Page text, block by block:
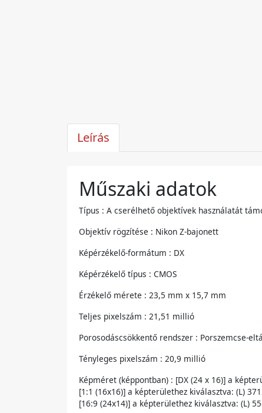
Leírás
Műszaki adatok
Típus : A cserélhető objektívek használatát
Objektív rögzítése : Nikon Z-bajonett
Képérzékelő-formátum : DX
Képérzékelő típus : CMOS
Érzékelő mérete : 23,5 mm x 15,7 mm
Teljes pixelszám : 21,51 millió
Porosodáscsökkentő rendszer : Porszemcse-
Tényleges pixelszám : 20,9 millió
Képméret (képpontban) : [DX (24 x 16)] a
[1:1 (16x16)] a képterülethez kiválasztva: (L)
[16:9 (24x14)] a képterülethez kiválasztva: (L)